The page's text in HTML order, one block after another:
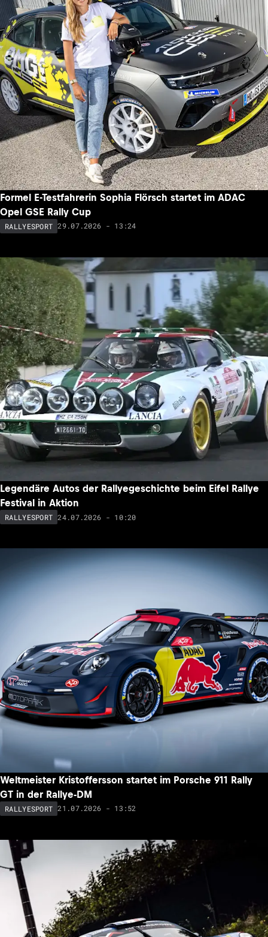
Formel E-Testfahrerin Sophia Flörsch startet im ADAC
Opel GSE Rally Cup
RALLYESPORT 29.07.2026 - 13:24
Legendäre Autos der Rallyegeschichte beim Eifel Rallye
Festival in Aktion
RALLYESPORT 24.07.2026 - 10:20
Weltmeister Kristoffersson startet im Porsche 911 Rally
GT in der Rallye-DM
RALLYESPORT 21.07.2026 - 13:52